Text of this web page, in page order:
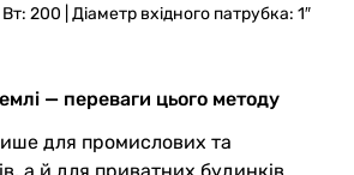
200 | Діаметр вхідного патрубка: 1″
— переваги цього методу
для промислових та